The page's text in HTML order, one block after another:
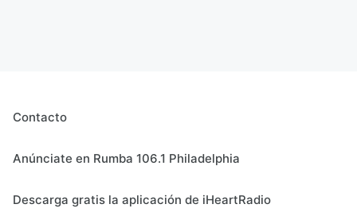
Contacto
Anúnciate en Rumba 106.1 Philadelphia
Descarga gratis la aplicación de iHeartRadio